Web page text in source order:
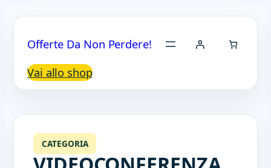
Offerte Da Non Perdere!
Vai allo shop
CATEGORIA